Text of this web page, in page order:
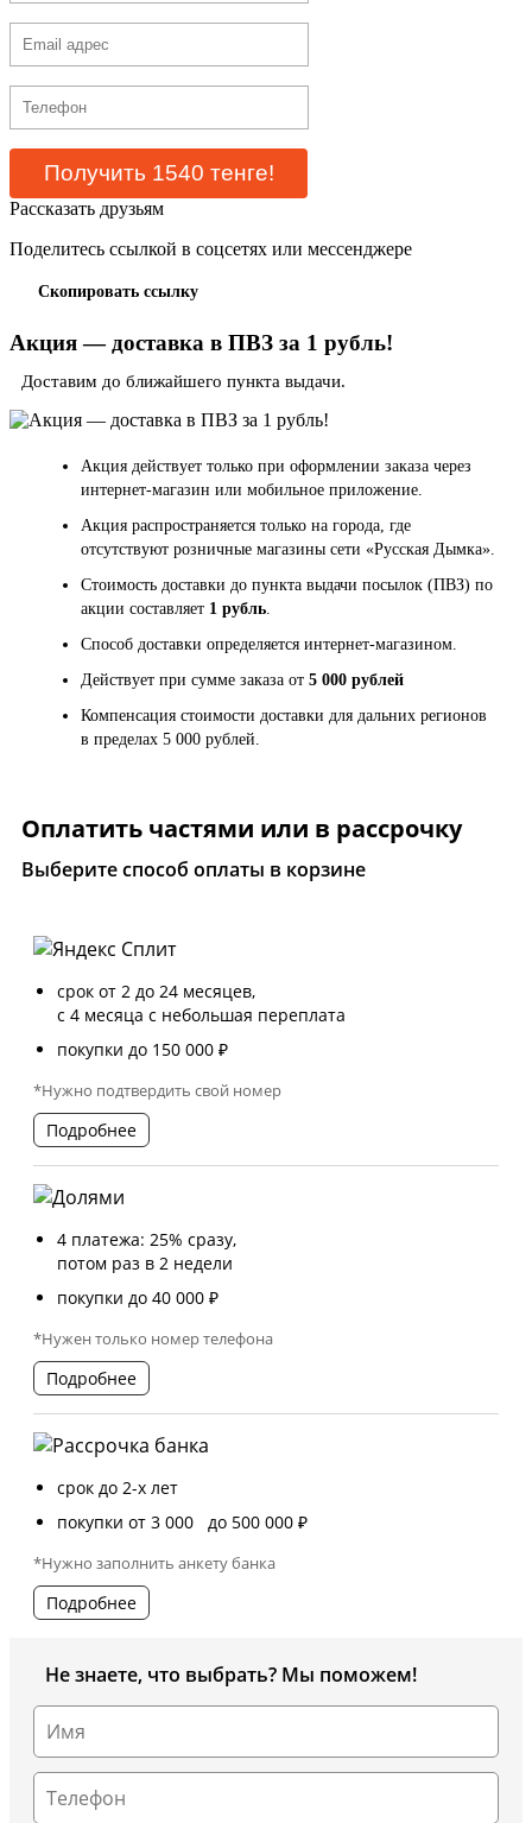
Рассказать друзьям
Поделитесь ссылкой в соцсетях или мессенджере
Скопировать ссылку
Акция — доставка в ПВЗ за 1 рубль!
Доставим до ближайшего пункта выдачи.
Акция действует только при оформлении заказа через
интернет-магазин или мобильное приложение.
Акция распространяется только на города, где
отсутствуют розничные магазины сети «Русская Дымка».
Стоимость доставки до пункта выдачи посылок (ПВЗ) по
акции составляет 1 рубль.
Способ доставки определяется интернет-магазином.
Действует при сумме заказа от 5 000 рублей
Компенсация стоимости доставки для дальних регионов
в пределах 5 000 рублей.
Оплатить частями или в рассрочку
Выберите способ оплаты в корзине
срок от 2 до 24 месяцев,
с 4 месяца с небольшая переплата
покупки до 150 000 ₽
*Нужно подтвердить свой номер
Подробнее
4 платежа: 25% сразу,
потом раз в 2 недели
покупки до 40 000 ₽
*Нужен только номер телефона
Подробнее
срок до 2-х лет
покупки от 3 000 до 500 000 ₽
*Нужно заполнить анкету банка
Подробнее
Не знаете, что выбрать? Мы поможем!